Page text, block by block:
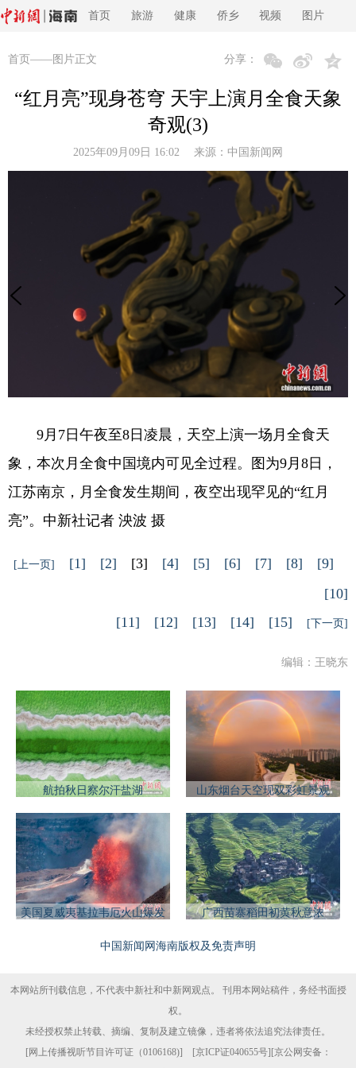
首页 旅游 健康 侨乡 视频 图片
首页 ——图片正文 分享：
“红月亮”现身苍穹 天宇上演月全食天象
奇观(3)
2025年09月09日 16:02 来源： 中国新闻网
9月7日午夜至8日凌晨，天空上演一场月全食天
象，本次月全食中国境内可见全过程。图为9月8日，
江苏南京，月全食发生期间，夜空出现罕见的“红月
亮”。中新社记者 泱波 摄
[上一页] [1] [2] [3] [4] [5] [6] [7] [8]
[9]
[10]
[11]
[12] [13] [14] [15] [下一页]
编辑：王晓东
航拍秋日察尔汗盐湖 山东烟台天空现双彩虹景观
美国夏威夷基拉韦厄火山爆发 广西苗寨稻田初黄秋意浓
中国新闻网海南版权及免责声明
本网站所刊载信息，不代表中新社和中新网观点。 刊用本网站稿件，务经书面授
权。
未经授权禁止转载、摘编、复制及建立镜像，违者将依法追究法律责任。
[网上传播视听节目许可证（0106168)] [京ICP证040655号][京公网安备：